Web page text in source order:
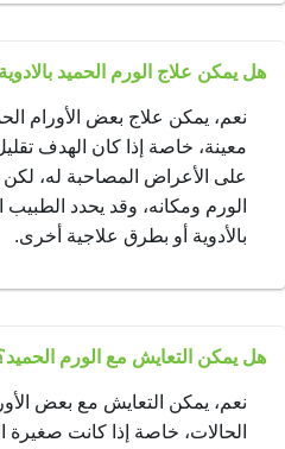
هل يمكن علاج الورم الحميد
نعم، يمكن علاج بعض الأورام
معينة، خاصة إذا كان الهدف
على الأعراض المصاحبة له،
الورم ومكانه، وقد يحدد
بالأدوية أو بطرق علاجية أخرى.
هل يمكن التعايش مع الورم
نعم، يمكن التعايش مع بعض
الحالات، خاصة إذا كانت